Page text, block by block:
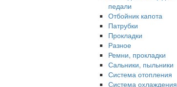
педали
Отбойник капота
Патрубки
Прокладки
Разное
Ремни, прокладки
Сальники, пыльники
Система отопления
Система охлаждения